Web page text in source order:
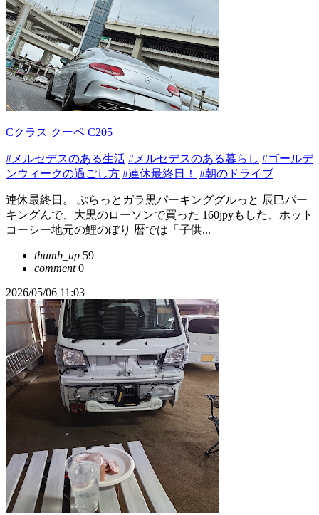
Cクラス クーペ C205
#メルセデスのある生活 #メルセデスのある暮らし #ゴールデ
ンウィークの過ごし方 #連休最終日！ #朝のドライブ
連休最終日。 ぷらっとガラ黒パーキンググルっと 辰巳パー
キングんで、大黒のローソンで買った 160jpyもした、ホット
コーシー地元の鯉のぼり 暦では「子供...
thumb_up 59
comment0
2026/05/06 11:03